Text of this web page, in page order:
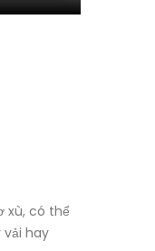
xù, có thể
hay